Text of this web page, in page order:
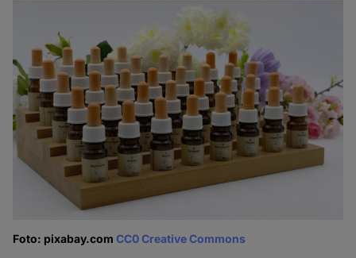
Foto: pixabay.comCC0 Creative Commons